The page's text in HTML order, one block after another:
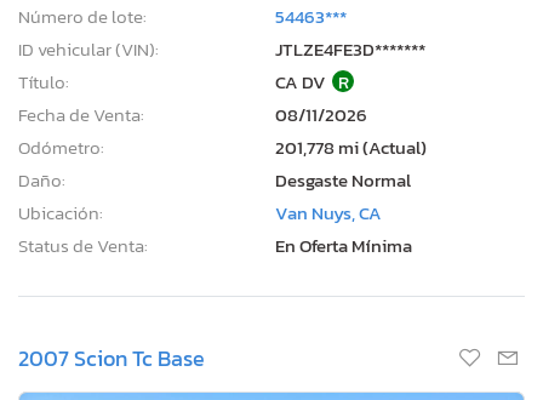
Número de lote:
54463***
ID vehicular (VIN):
JTLZE4FE3D*******
Título:
CA DV R
Fecha de Venta:
08/11/2026
Odómetro:
201,778 mi (Actual)
Daño:
Desgaste Normal
Ubicación:
Van Nuys, CA
Status de Venta:
En Oferta Mínima
2007 Scion Tc Base